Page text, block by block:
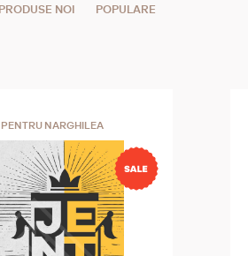
PRODUSE NOI POPULARE
NARGHILEA